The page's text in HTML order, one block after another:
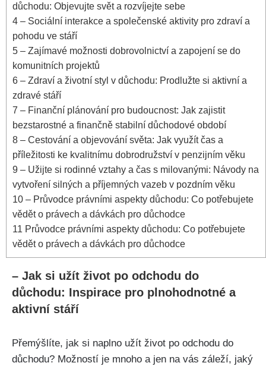
důchodu: Objevujte svět a rozvíjejte sebe
4 – Sociální interakce a společenské aktivity pro zdraví a
pohodu ve stáří
5 – Zajímavé možnosti dobrovolnictví a zapojení se do
komunitních projektů
6 – Zdraví a životní styl v důchodu: Prodlužte si aktivní a
zdravé stáří
7 – Finanční plánování pro budoucnost: Jak zajistit
bezstarostné a finančně stabilní důchodové období
8 – Cestování a objevování světa: Jak využít čas a
příležitosti ke kvalitnímu dobrodružství v penzijním věku
9 – Užijte si rodinné vztahy a čas s milovanými: Návody na
vytvoření silných a příjemných vazeb v pozdním věku
10 – Průvodce právními aspekty důchodu: Co potřebujete
vědět o právech a dávkách pro důchodce
11 Průvodce právními aspekty důchodu: Co potřebujete
vědět o právech a dávkách pro důchodce
– Jak si užít život po odchodu do
důchodu: Inspirace pro plnohodnotné a
aktivní stáří
Přemýšlíte, jak si naplno užít život po odchodu do
důchodu? Možností je mnoho a jen na vás záleží, jaký